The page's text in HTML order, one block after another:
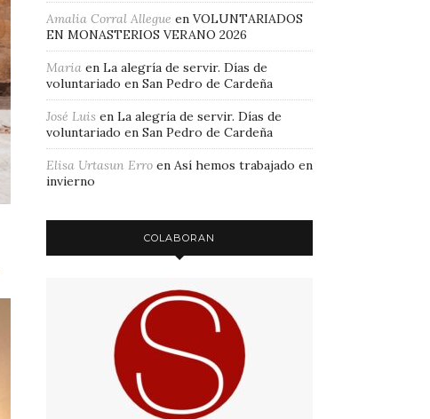
Amalia Corral Allegue en VOLUNTARIADOS
EN MONASTERIOS VERANO 2026
Maria en La alegría de servir. Días de
voluntariado en San Pedro de Cardeña
José Luis en La alegría de servir. Días de
voluntariado en San Pedro de Cardeña
Elisa Urtasun Erro en Así hemos trabajado en
invierno
COLABORAN